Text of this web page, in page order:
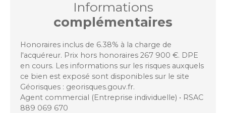
Informations
complémentaires
Honoraires inclus de 6.38% à la charge de
l'acquéreur. Prix hors honoraires 267 900 €. DPE
en cours. Les informations sur les risques auxquels
ce bien est exposé sont disponibles sur le site
Géorisques : georisques.gouv.fr.
Agent commercial (Entreprise individuelle) • RSAC
889 069 670